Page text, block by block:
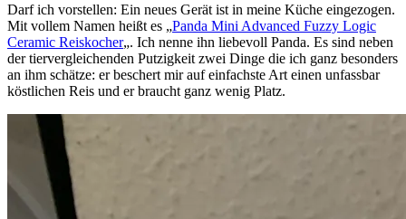
Darf ich vorstellen: Ein neues Gerät ist in meine Küche eingezogen.
Mit vollem Namen heißt es „Panda Mini Advanced Fuzzy Logic
Ceramic Reiskocher„. Ich nenne ihn liebevoll Panda. Es sind neben
der tiervergleichenden Putzigkeit zwei Dinge die ich ganz besonders
an ihm schätze: er beschert mir auf einfachste Art einen unfassbar
köstlichen Reis und er braucht ganz wenig Platz.